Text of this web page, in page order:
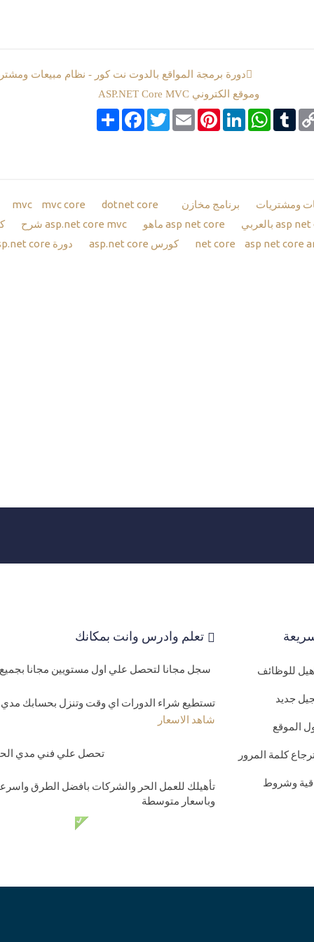
دورة برمجة المواقع بالدوت نت كور - نظام مبيعات
وموقع الكتروني ASP.NET Core MVC
انشر
FacebookTwitterEmail
PinterestLinkedIn
WhatsAppTumblr
ومشتريات برنامج مخازن mvc core
dotnet core
asp net core كورس asp.net core دورة asp.net core
للوظائف
جديد
الموقع
كلمة المرور
وشروط
تعلم وادرس وانت بمكانك
سجل مجانا لتحصل علي اول مستويين مجانا بجميع
تستطيع شراء الدورات اي وقت وتنزل بحسابك مدي
شاهد الاسعار
تحصل علي فني مدي
تأهيلك للعمل الحر والشركات بافضل الطرق
وباسعار متوسطة